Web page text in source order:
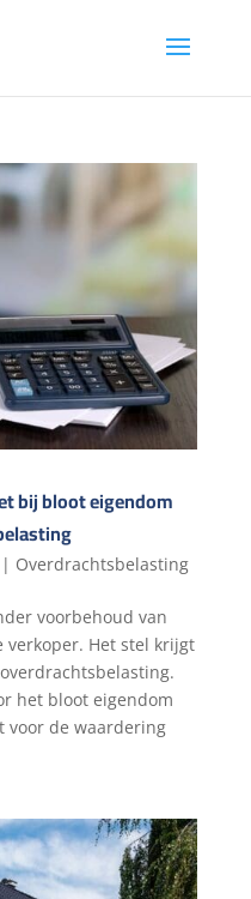
bij bloot eigendom
Overdrachtsbelasting
voorbehoud van
verkoper. Het stel krijgt
het bloot eigendom
voor de waardering